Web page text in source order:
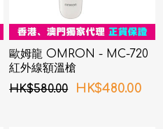
歐姆龍 OMRON - MC-720
紅外線額溫槍
HK$580.00
HK$480.00